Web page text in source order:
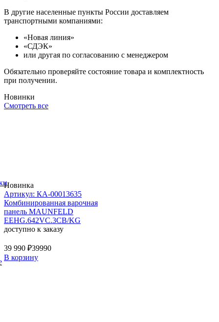
В другие населенные пункты России доставляем
транспортными компаниями:
«Новая линия»
«СДЭК»
или другая по согласованию с менеджером
Обязательно проверяйте состояние товара и комплектность
при получении.
Новинки
Смотреть все
Новинка
Артикул: КА-00013635
Комбинированная варочная
панель MAUNFELD
EEHG.642VC.3CB/KG
доступно к заказу
39 990 ₽39990
В корзину